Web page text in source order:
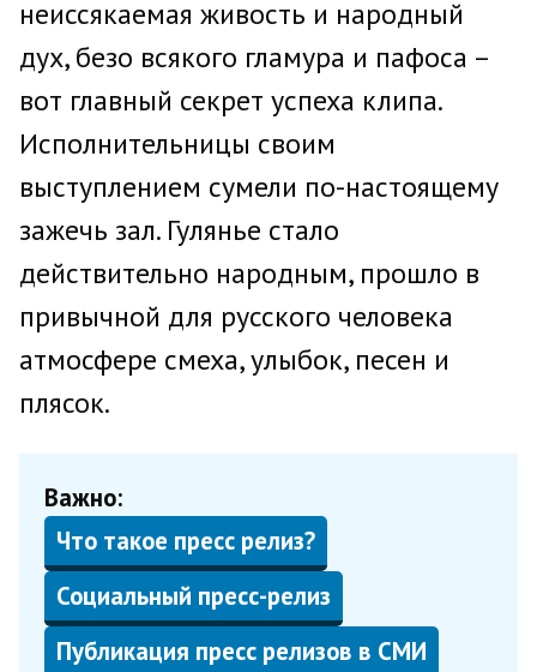
неиссякаемая живость и народный
дух, безо всякого гламура и пафоса –
вот главный секрет успеха клипа.
Исполнительницы своим
выступлением сумели по-настоящему
зажечь зал. Гулянье стало
действительно народным, прошло в
привычной для русского человека
атмосфере смеха, улыбок, песен и
плясок.
Важно:
Что такое пресс релиз?
Социальный пресс-релиз
Публикация пресс релизов в СМИ